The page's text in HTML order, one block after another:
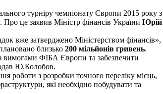
турніру чемпіонату Європи 2015 року з
це заявив Міністр фінансів України Юрій
вже затверджено Міністерством фінансів»,
близько 200 мільйонів гривень.
вимогами ФІБА Європи та забезпечити
Ю.Колобов.
роботи з розробки точного переліку місць,
які необхідно побудувати та